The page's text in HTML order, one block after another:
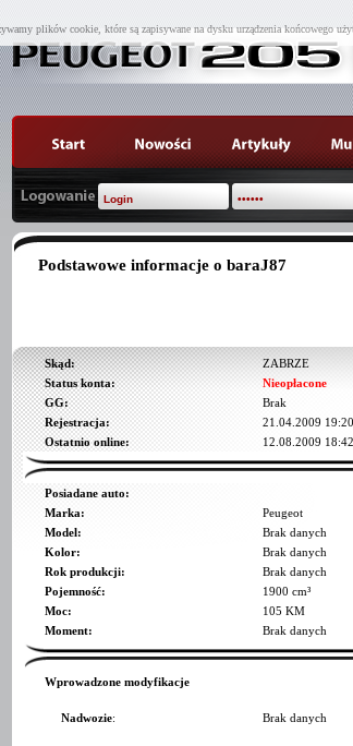
plików cookie, które są zapisywane na dysku urządzenia końcowego
Podstawowe informacje o baraJ87
Skąd:
ZABRZE
Status konta:
Nieopłacone
GG:
Brak
Rejestracja:
21.04.2009 19:20
Ostatnio online:
12.08.2009 18:42
Posiadane auto:
Marka:
Peugeot
Model:
Brak danych
Kolor:
Brak danych
Rok produkcji:
Brak danych
Pojemność:
1900 cm³
Moc:
105 KM
Moment:
Brak danych
Wprowadzone modyfikacje
Nadwozie: Brak danych